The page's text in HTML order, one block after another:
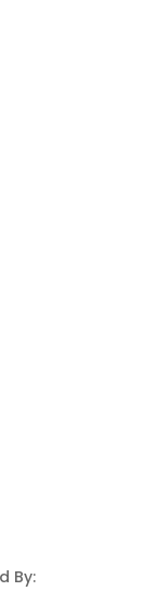
By: